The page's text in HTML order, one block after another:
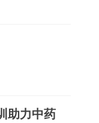
助力中药